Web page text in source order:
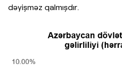
dəyişməz qalmışdır.